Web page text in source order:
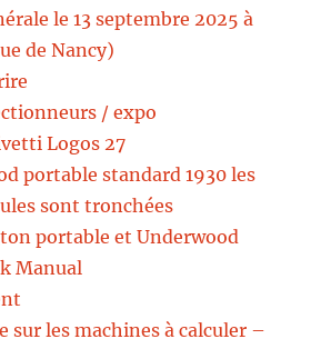
le 13 septembre 2025 à
de Nancy)
/ expo
Logos 27
portable standard 1930 les
sont tronchées
portable et Underwood
Manual
sur les machines à calculer –